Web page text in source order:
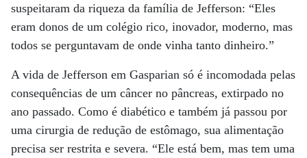
suspeitaram da riqueza da família de Jefferson: “Eles
eram donos de um colégio rico, inovador, moderno, mas
todos se perguntavam de onde vinha tanto dinheiro.”
A vida de Jefferson em Gasparian só é incomodada pelas
consequências de um câncer no pâncreas, extirpado no
ano passado. Como é diabético e também já passou por
uma cirurgia de redução de estômago, sua alimentação
precisa ser restrita e severa. “Ele está bem, mas tem uma